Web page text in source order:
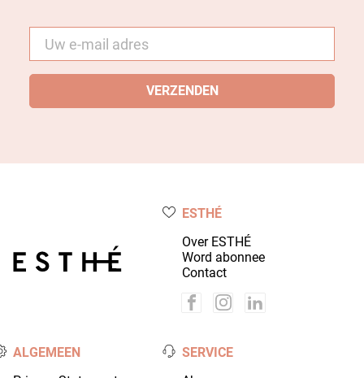
mail *
ESTHÉ
Over ESTHÉ
Word abonnee
Contact
ALGEMEEN
SERVICE